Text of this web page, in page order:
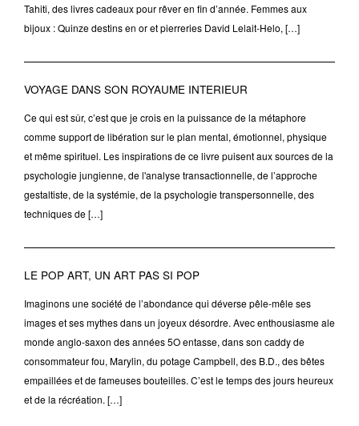
Tahiti, des livres cadeaux pour rêver en fin d’année. Femmes aux
bijoux : Quinze destins en or et pierreries David Lelait-Helo, […]
VOYAGE DANS SON ROYAUME INTERIEUR
Ce qui est sûr, c’est que je crois en la puissance de la métaphore
comme support de libération sur le plan mental, émotionnel, physique
et même spirituel. Les inspirations de ce livre puisent aux sources de la
psychologie jungienne, de l'analyse transactionnelle, de l’approche
gestaltiste, de la systémie, de la psychologie transpersonnelle, des
techniques de […]
LE POP ART, UN ART PAS SI POP
Imaginons une société de l’abondance qui déverse pêle-mêle ses
images et ses mythes dans un joyeux désordre. Avec enthousiasme ale
monde anglo-saxon des années 5O entasse, dans son caddy de
consommateur fou, Marylin, du potage Campbell, des B.D., des bêtes
empaillées et de fameuses bouteilles. C’est le temps des jours heureux
et de la récréation. […]